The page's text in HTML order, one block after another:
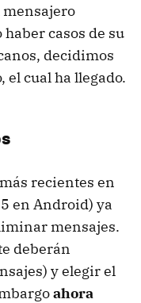
mensajero
casos de su
decidimos
el cual ha llegado.
recientes en
en Android) ya
mensajes.
deberán
y elegir el
ahora